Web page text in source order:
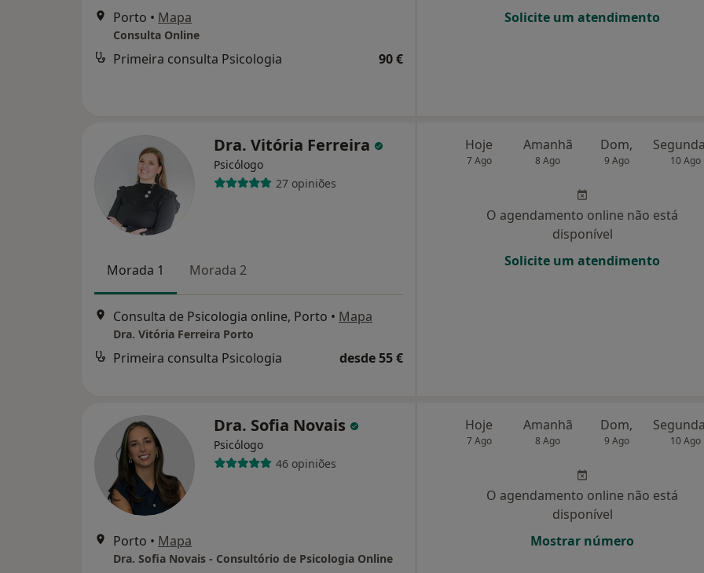
Porto • Mapa
Consulta Online
Primeira consulta Psicologia 90 €
Solicite um atendimento
Dra. Vitória Ferreira
Psicólogo
27 opiniões
Morada 1 Morada 2
Consulta de Psicologia online, Porto • Mapa
Dra. Vitória Ferreira Porto
Primeira consulta Psicologia desde 55 €
Hoje
7 Ago
Amanhã
8 Ago
Dom,
9 Ago 10 Ago
O agendamento online não está
disponível
Solicite um atendimento
Dra. Sofia Novais
Psicólogo
46 opiniões
Porto • Mapa
Dra. Sofia Novais - Consultório de Psicologia Online
Hoje
7 Ago
Amanhã
8 Ago
Dom,
9 Ago 10 Ago
O agendamento online não está
disponível
Mostrar número